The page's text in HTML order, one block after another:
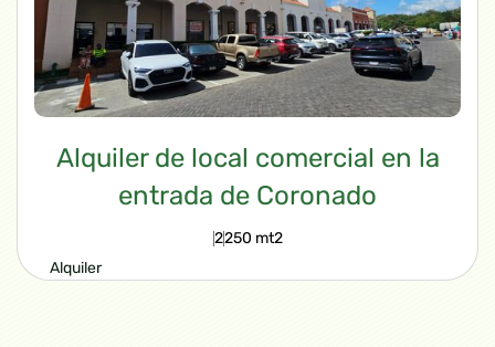
Alquiler de local comercial en la
entrada de Coronado
2250 mt2
Alquiler